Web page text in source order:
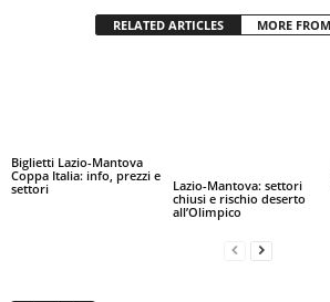
RELATED ARTICLES MORE
Biglietti Lazio-Mantova
Coppa Italia: info, prezzi e
settori
Lazio-Mantova: settori
chiusi e rischio deserto
all’Olimpico